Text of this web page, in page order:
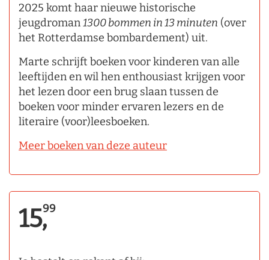
2025 komt haar nieuwe historische
jeugdroman1300 bommen in 13 minuten (over
het Rotterdamse bombardement) uit.
Marte schrijft boeken voor kinderen van alle
leeftijden en wil hen enthousiast krijgen voor
het lezen door een brug slaan tussen de
boeken voor minder ervaren lezers en de
literaire (voor)leesboeken.
Meer boeken van deze auteur
15,99